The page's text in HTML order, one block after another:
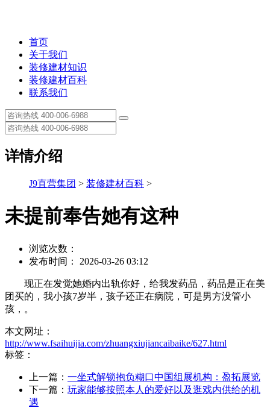
首页
关于我们
装修建材知识
装修建材百科
联系我们
详情介绍
J9直营集团 > 装修建材百科 >
未提前奉告她有这种
浏览次数：
发布时间： 2026-03-26 03:12
现正在发觉她婚内出轨你好，给我发药品，药品是正在美
团买的，我小孩7岁半，孩子还正在病院，可是男方没管小
孩，。
本文网址：
http://www.fsaihuijia.com/zhuangxiujiancaibaike/627.html
标签：
上一篇： 一坐式解锁抱负糊口中国组展机构：盈拓展览
下一篇： 玩家能够按照本人的爱好以及逛戏内供给的机
遇